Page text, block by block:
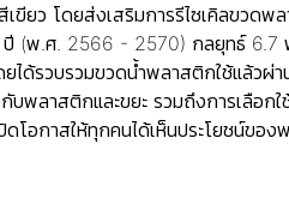
ขียว โดยส่งเสริมการรีไซเคิลขวด
(พ.ศ. 2566 - 2570) กลยุทธ์ 6.7
ด้รวบรวมขวดน้ำพลาสติกใช้แล้วผ่
บพลาสติกและขยะ รวมถึงการเลือ
โอกาสให้ทุกคนได้เห็นประโยชน์ขอ